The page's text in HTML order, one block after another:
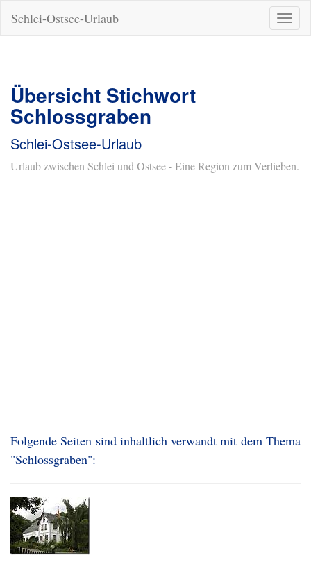
ein-/
Schlei-Ostsee-Urlaub
Übersicht Stichwort
Schlossgraben
Schlei-Ostsee-Urlaub
Urlaub zwischen Schlei und Ostsee - Eine Region zum Verlieben.
Folgende Seiten sind inhaltlich verwandt mit dem Thema
"Schlossgraben":